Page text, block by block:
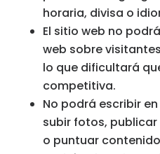
horaria, divisa o
El sitio web no
web sobre
lo que dificultará
competitiva.
No podrá escribir
subir fotos,
o puntuar